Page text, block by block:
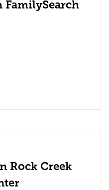
Rock Creek